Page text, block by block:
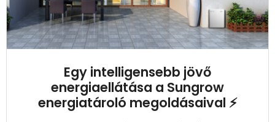
Egy intelligensebb jövő
energiaellátása a Sungrow
energiatároló megoldásaival ⚡